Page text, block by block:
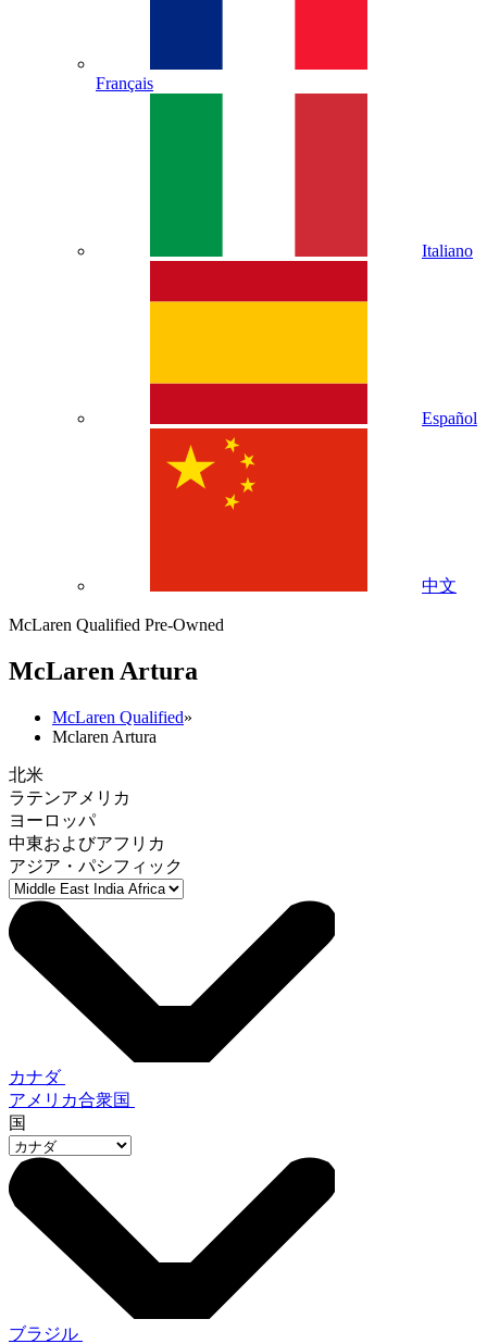
Français
Italiano
Español
中文
McLaren Qualified Pre-Owned
McLaren Artura
McLaren Qualified»
Mclaren Artura
北米
ラテンアメリカ
ヨーロッパ
中東およびアフリカ
アジア・パシフィック
カナダ
アメリカ合衆国
国
ブラジル